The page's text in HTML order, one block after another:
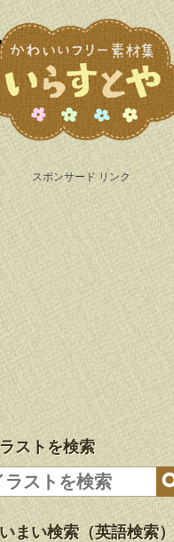
スポンサード リンク
ストを検索
まい検索（英語検索）